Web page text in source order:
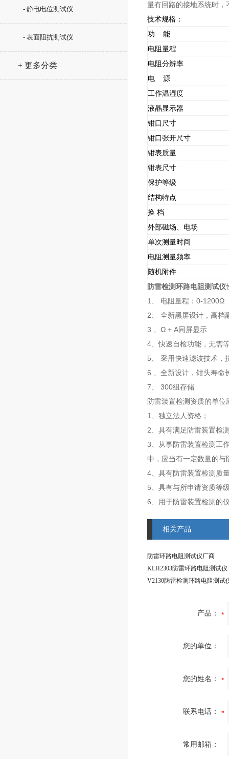
- 静电电位测试仪
- 表面阻抗测试仪
+ 更多分类
量有回路的接地系统时
技术规格：
功 能
电阻量程
电阻分辨率
电 源
工作温湿度
液晶显示器
钳口尺寸
钳口张开尺寸
钳表质量
钳表尺寸
保护等级
结构特点
换 档
外部磁场、电场
单次测量时间
电阻测量频率
随机附件
防雷检测环路电阻测试仪
1、 电阻量程：0-1200Ω
2、 全新黑屏设计，高档
3 、Ω + A同屏显示
4、快速自检功能，无需
5、 采用快速滤波技术，
6 、全新设计，钳头寿命
7、 300组存储
防雷装置检测资质的单
1、独立法人资格；
2、具有满足防雷装置检
3、从事防雷装置检测工
中，应当有一定数量的
4、具有防雷装置检测质
5、具有与所申请资质等
6、用于防雷装置检测的
相关产品
防雷环路电阻测试仪厂商
KLH2303防雷环路电阻测试仪
V2130防雷检测环路电阻测试
产品：
您的单位：
您的姓名：
联系电话：
常用邮箱：